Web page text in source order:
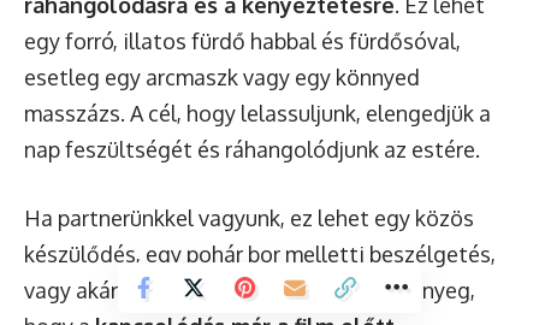
egy forró, illatos fürdő habbal és fürdősóval,
esetleg egy arcmaszk vagy egy könnyed
masszázs. A cél, hogy lelassuljunk, elengedjük a
nap feszültségét és ráhangolódjunk az estére.
Ha partnerünkkel vagyunk, ez lehet egy közös
készülődés, egy pohár bor melletti beszélgetés,
vagy akár egy könnyed, közös főzés. A lényeg,